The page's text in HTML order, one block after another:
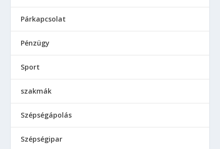
Párkapcsolat
Pénzügy
Sport
szakmák
Szépségápolás
Szépségipar